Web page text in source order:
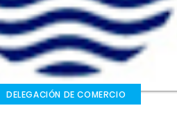
DELEGACIÓN DE COMERCIO